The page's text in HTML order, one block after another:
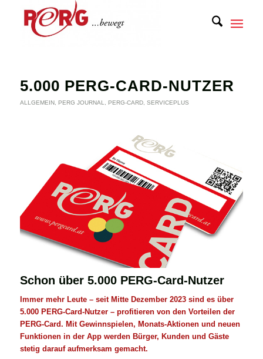
5.000 PERG-CARD-NUTZER
ALLGEMEIN, PERG JOURNAL PERG-CARD, SERVICEPLUS
Schon über 5.000 PERG-Card-Nutzer
Immer mehr Leute – seit Mitte Dezember 2023 sind es über
5.000 PERG-Card-Nutzer – profitieren von den Vorteilen der
PERG-Card. Mit Gewinnspielen, Monats-Aktionen und neuen
Funktionen in der App werden Bürger, Kunden und Gäste
stetig darauf aufmerksam gemacht.